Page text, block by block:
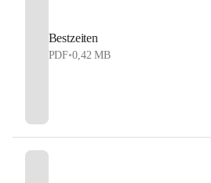
Bestzeiten
PDF•0,42 MB